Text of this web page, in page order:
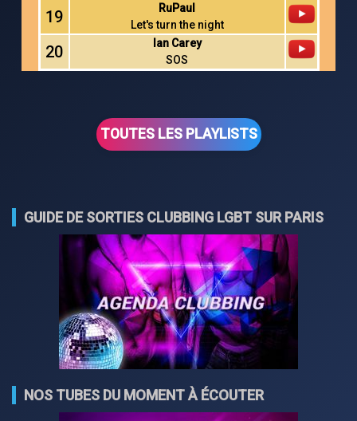
19
RuPaul
Let's turn the night
20
Ian Carey
SOS
TOUTES LES PLAYLISTS
GUIDE DE SORTIES CLUBBING LGBT SUR PARIS
NOS TUBES DU MOMENT À ÉCOUTER